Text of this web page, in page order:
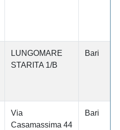
LUNGOMARE
STARITA 1/B
Bari
Via
Casamassima 44
Bari